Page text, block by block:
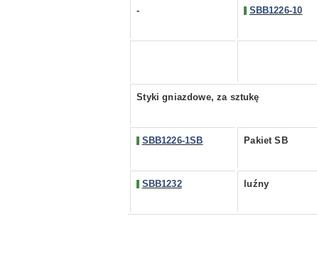
- SBB1226-10
Styki gniazdowe, za sztukę
SBB1226-1SB Pakiet SB
SBB1232 luźny